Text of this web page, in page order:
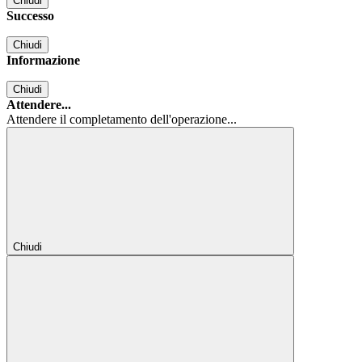
Successo
Chiudi
Informazione
Chiudi
Attendere...
Attendere il completamento dell'operazione...
Chiudi